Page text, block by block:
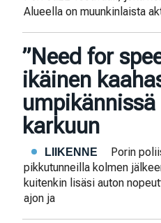
Alueella on muunkinlaista
”Need for
ikäinen
karkuun
LIIKENNE
Porin
pikkutunneilla kolmen
kuitenkin lisäsi auton
ajon ja